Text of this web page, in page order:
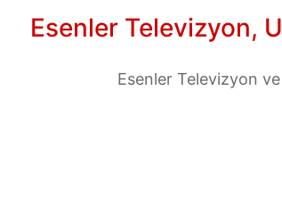
Esenler Televizyon,
Esenler Televizyon